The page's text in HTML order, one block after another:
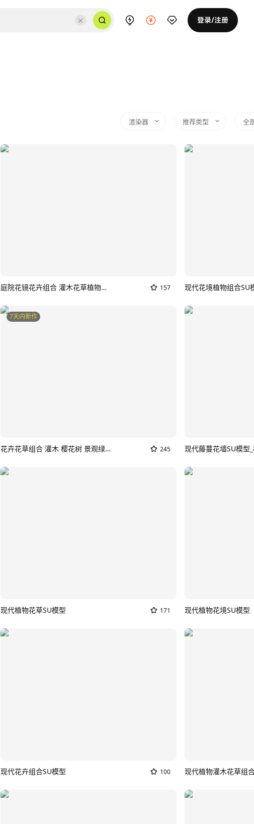
登录/注册
渲染器 推荐类型 全
庭院花镜花卉组合 灌木花草植物景观 大花葱蕨类羽毛草 观赏草花丛草丛 植物盆栽盆景SU模型 157 现代花境植物组合SU
7天内新作
花卉花草组合 灌木 樱花树 景观绿植花草 室外鲜花绿化 花卉植物组合 植物团SU模型_村庄花草 245 现代藤蔓花墙SU模型
现代植物花草SU模型 171 现代植物花境SU模型
现代花卉组合SU模型 100 现代植物灌木花草组